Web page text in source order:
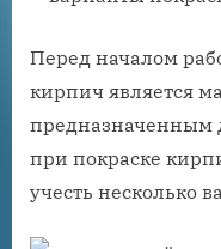
Перед началом
кирпич является
предназначенным
при покраске
учесть несколько